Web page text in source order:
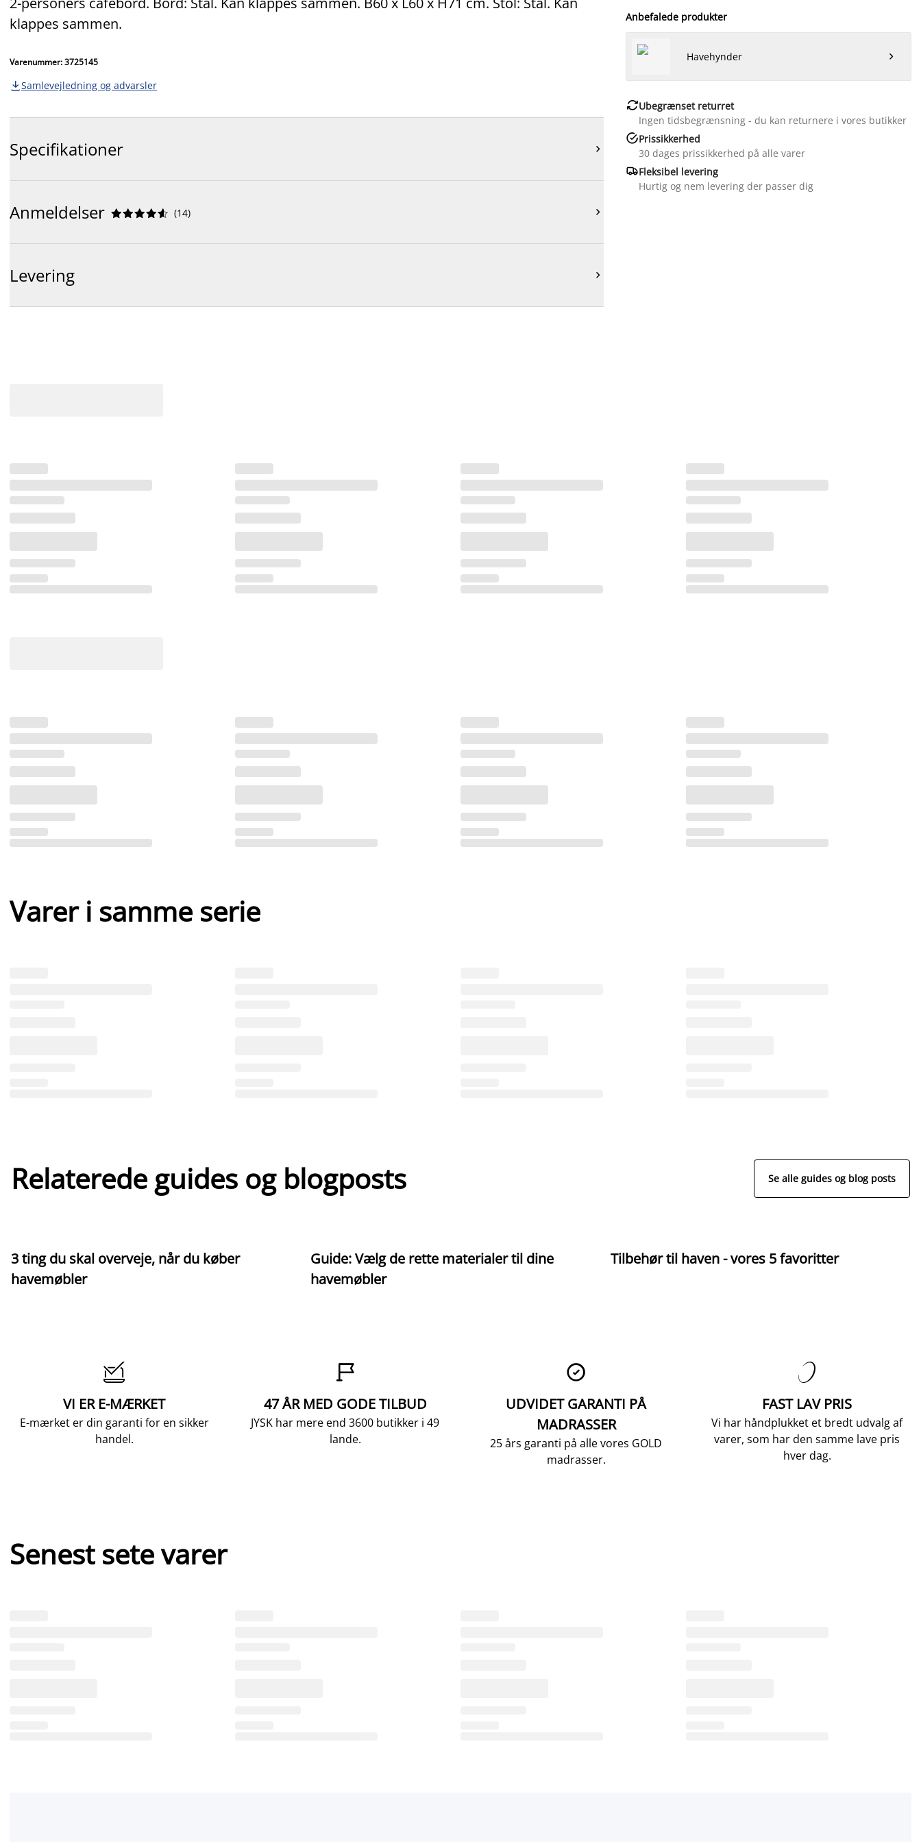
klappes sammen.
Varenummer: 3725145
 Samlevejledning og advarsler
Specifikationer 
Anmeldelser 




 (14) 
Levering 
Anbefalede produkter
Havehynder 
Ubegrænset returret
Ingen tidsbegrænsning - du kan returnere i vores butikker
Prissikkerhed
30 dages prissikkerhed på alle varer
Fleksibel levering
Hurtig og nem levering der passer dig
Varer i samme serie
Relaterede guides og blogposts Se alle guides og blog posts
3 ting du skal overveje, når du køber
havemøbler
Guide: Vælg de rette materialer til dine
havemøbler
Tilbehør til haven - vores 5 favoritter

VI ER E-MÆRKET
E-mærket er din garanti for en sikker
handel.

47 ÅR MED GODE TILBUD
JYSK har mere end 3600 butikker i 49
lande.

UDVIDET GARANTI PÅ
MADRASSER
25 års garanti på alle vores GOLD
madrasser.

FAST LAV PRIS
Vi har håndplukket et bredt udvalg af
varer, som har den samme lave pris
hver dag.
Senest sete varer